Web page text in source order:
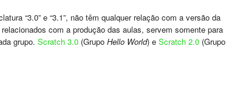
“3.0” e “3.1”, não têm qualquer relação com a versão da
com a produção das aulas, servem somente para
grupo. Scratch 3.0 (Grupo Hello World) e Scratch 2.0 (Grupo